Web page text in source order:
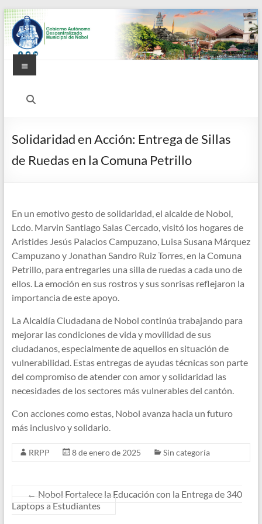
Saltar
al
contenido
Alcaldía
de
Nobol
Menú
Solidaridad en Acción: Entrega de Sillas
de Ruedas en la Comuna Petrillo
En un emotivo gesto de solidaridad, el alcalde de Nobol,
Lcdo. Marvin Santiago Salas Cercado, visitó los hogares de
Aristides Jesús Palacios Campuzano, Luisa Susana Márquez
Campuzano y Jonathan Sandro Ruiz Torres, en la Comuna
Petrillo, para entregarles una silla de ruedas a cada uno de
ellos. La emoción en sus rostros y sus sonrisas reflejaron la
importancia de este apoyo.
La Alcaldía Ciudadana de Nobol continúa trabajando para
mejorar las condiciones de vida y movilidad de sus
ciudadanos, especialmente de aquellos en situación de
vulnerabilidad. Estas entregas de ayudas técnicas son parte
del compromiso de atender con amor y solidaridad las
necesidades de los sectores más vulnerables del cantón.
Con acciones como estas, Nobol avanza hacia un futuro
más inclusivo y solidario.
RRPP 8 de enero de 2025 Sin categoría
← Nobol Fortalece la Educación con la Entrega de 340
Laptops a Estudiantes